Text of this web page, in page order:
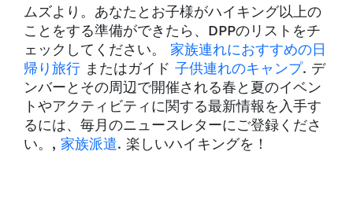
ムズより。あなたとお子様がハイキング以上の
ことをする準備ができたら、DPPのリストをチ
ェックしてください。 家族連れにおすすめの日
帰り旅行 またはガイド 子供連れのキャンプ. デ
ンバーとその周辺で開催される春と夏のイベン
トやアクティビティに関する最新情報を入手す
るには、毎月のニュースレターにご登録くださ
い。, 家族派遣. 楽しいハイキングを！